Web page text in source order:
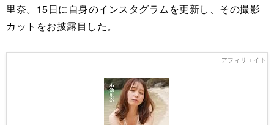
里奈。15日に自身のインスタグラムを更新し、その撮影
カットをお披露目した。